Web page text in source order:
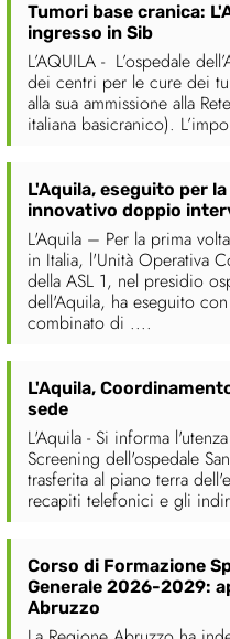
Tumori base cranica:
ingresso in Sib
L’AQUILA - L’ospedale
dei centri per le cure dei
alla sua ammissione alla
italiana basicranico).
L'Aquila, eseguito per
innovativo doppio
L'Aquila – Per la prima
in Italia, l'Unità Operativa
della ASL 1, nel presidio
dell'Aquila, ha eseguito
combinato di ....
L'Aquila,
sede
L'Aquila - Si informa
Screening dell'ospedale
trasferita al piano terra
recapiti telefonici e gli
Corso di Formazione
Generale 2026-2029:
Abruzzo